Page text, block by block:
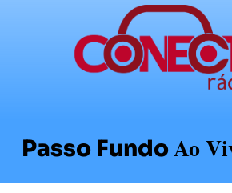
Passo FundoAo